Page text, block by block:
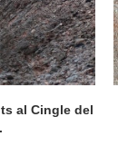
al Cingle del